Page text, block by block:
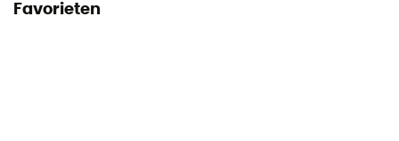
Favorieten